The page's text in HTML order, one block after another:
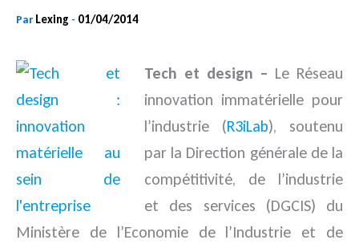
Par Lexing - 01/04/2014
Tech et design – Le Réseau
innovation immatérielle pour
l’industrie (R3iLab), soutenu
par la Direction générale de la
compétitivité, de l’industrie
et des services (DGCIS) du
Ministère de l’Economie de l’Industrie et de